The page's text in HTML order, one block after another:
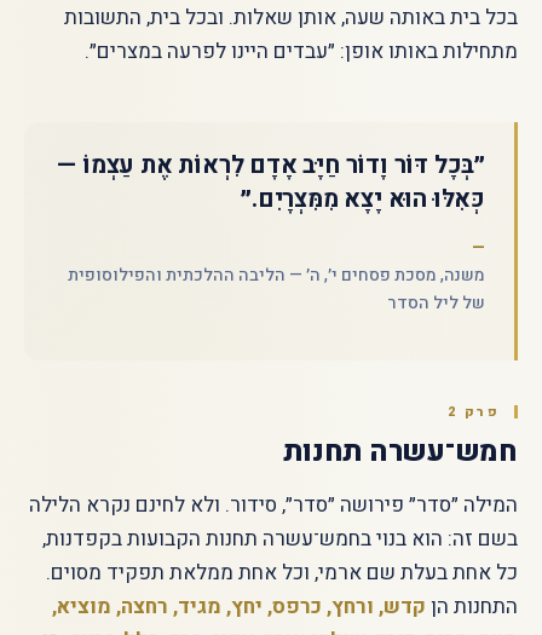
בכל בית באותה שעה, אותן שאלות. ובכל בית, התשובות
מתחילות באותו אופן: ״עבדים היינו לפרעה במצרים״.
״בְּכָל דּוֹר וָדוֹר חַיָּב אָדָם לִרְאוֹת אֶת עַצְמוֹ —
כְּאִלּוּ הוּא יָצָא מִמִּצְרָיִם.״
משנה, מסכת פסחים י׳, ה׳ — הליבה ההלכתית והפילוסופית
של ליל הסדר
פרק 2
חמש־עשרה תחנות
המילה ״סדר״ פירושה ״סדר״, סידור. ולא לחינם נקרא הלילה
בשם זה: הוא בנוי בחמש־עשרה תחנות הקבועות בקפדנות,
כל אחת בעלת שם ארמי, וכל אחת ממלאת תפקיד מסוים.
התחנות הן קדש, ורחץ, כרפס, יחץ, מגיד, רחצה, מוציא,